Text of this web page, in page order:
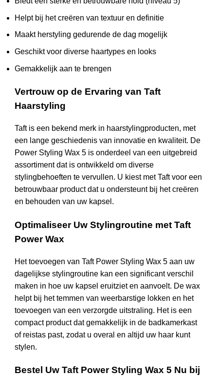
Helpt bij het creëren van textuur en definitie
Maakt herstyling gedurende de dag mogelijk
Geschikt voor diverse haartypes en looks
Gemakkelijk aan te brengen
Vertrouw op de Ervaring van Taft
Haarstyling
Taft is een bekend merk in haarstylingproducten, met
een lange geschiedenis van innovatie en kwaliteit. De
Power Styling Wax 5 is onderdeel van een uitgebreid
assortiment dat is ontwikkeld om diverse
stylingbehoeften te vervullen. U kiest met Taft voor een
betrouwbaar product dat u ondersteunt bij het creëren
en behouden van uw kapsel.
Optimaliseer Uw Stylingroutine met Taft
Power Wax
Het toevoegen van Taft Power Styling Wax 5 aan uw
dagelijkse stylingroutine kan een significant verschil
maken in hoe uw kapsel eruitziet en aanvoelt. De wax
helpt bij het temmen van weerbarstige lokken en het
toevoegen van een verzorgde uitstraling. Het is een
compact product dat gemakkelijk in de badkamerkast
of reistas past, zodat u overal en altijd uw haar kunt
stylen.
Bestel Uw Taft Power Styling Wax 5 Nu bij